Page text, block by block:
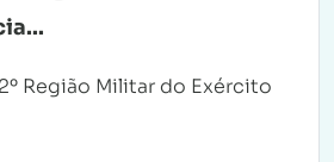
Região Militar do Exército